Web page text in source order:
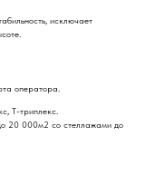
исключает
оператора.
Т-триплекс.
20 000м2 со стеллажами до